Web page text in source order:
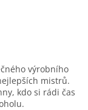
výrobního
mistrů.
kdo si rádi čas